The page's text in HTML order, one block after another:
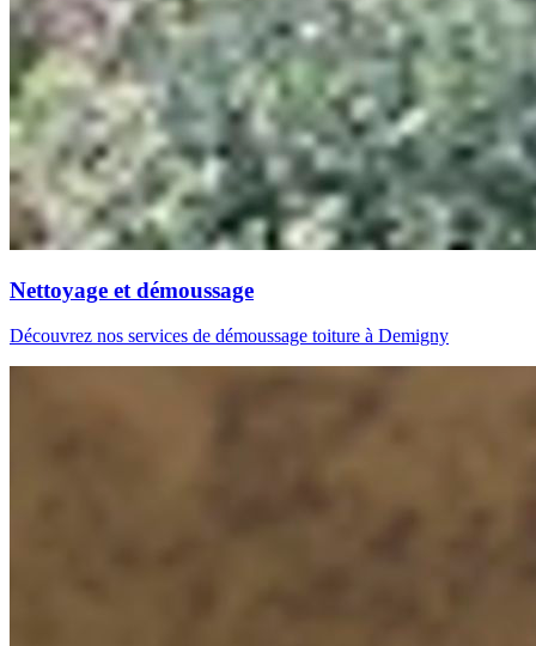
Nettoyage et démoussage
Découvrez nos services de démoussage toiture à Demigny